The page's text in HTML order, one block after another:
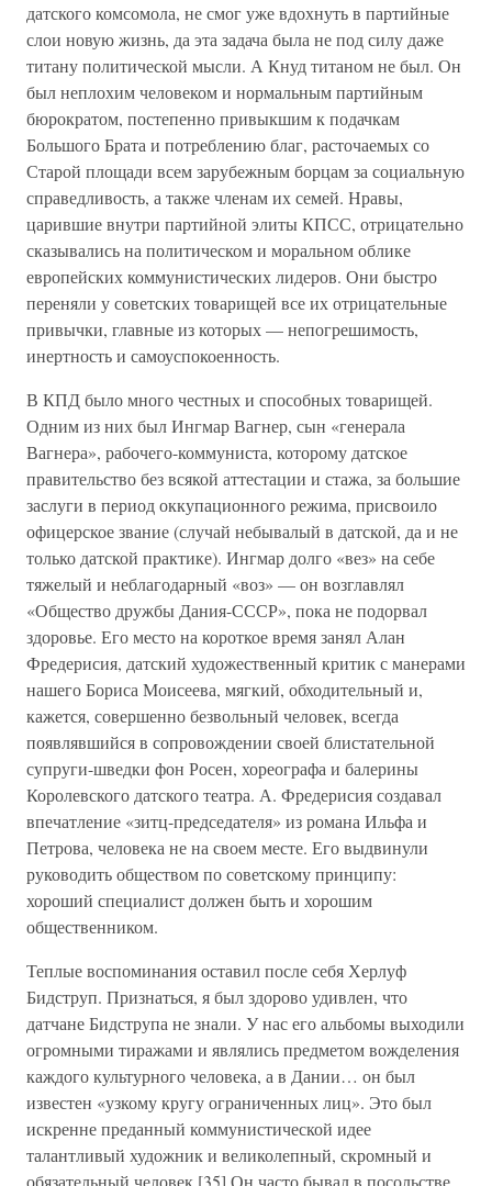
датского комсомола, не смог уже вдохнуть в партийные
слои новую жизнь, да эта задача была не под силу даже
титану политической мысли. А Кнуд титаном не был. Он
был неплохим человеком и нормальным партийным
бюрократом, постепенно привыкшим к подачкам
Большого Брата и потреблению благ, расточаемых со
Старой площади всем зарубежным борцам за социальную
справедливость, а также членам их семей. Нравы,
царившие внутри партийной элиты КПСС, отрицательно
сказывались на политическом и моральном облике
европейских коммунистических лидеров. Они быстро
переняли у советских товарищей все их отрицательные
привычки, главные из которых — непогрешимость,
инертность и самоуспокоенность.
В КПД было много честных и способных товарищей.
Одним из них был Ингмар Вагнер, сын «генерала
Вагнера», рабочего-коммуниста, которому датское
правительство без всякой аттестации и стажа, за большие
заслуги в период оккупационного режима, присвоило
офицерское звание (случай небывалый в датской, да и не
только датской практике). Ингмар долго «вез» на себе
тяжелый и неблагодарный «воз» — он возглавлял
«Общество дружбы Дания-СССР», пока не подорвал
здоровье. Его место на короткое время занял Алан
Фредерисия, датский художественный критик с манерами
нашего Бориса Моисеева, мягкий, обходительный и,
кажется, совершенно безвольный человек, всегда
появлявшийся в сопровождении своей блистательной
супруги-шведки фон Росен, хореографа и балерины
Королевского датского театра. А. Фредерисия создавал
впечатление «зитц-председателя» из романа Ильфа и
Петрова, человека не на своем месте. Его выдвинули
руководить обществом по советскому принципу:
хороший специалист должен быть и хорошим
общественником.
Теплые воспоминания оставил после себя Херлуф
Бидструп. Признаться, я был здорово удивлен, что
датчане Бидструпа не знали. У нас его альбомы выходили
огромными тиражами и являлись предметом вожделения
каждого культурного человека, а в Дании… он был
известен «узкому кругу ограниченных лиц». Это был
искренне преданный коммунистической идее
талантливый художник и великолепный, скромный и
обязательный человек.[35] Он часто бывал в посольстве,